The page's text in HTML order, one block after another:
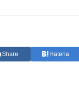
Share Hatena